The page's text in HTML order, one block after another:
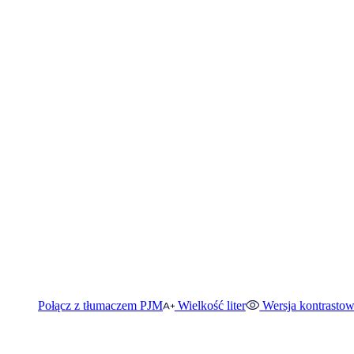
Połącz z tłumaczem PJM Wielkość liter Wersja